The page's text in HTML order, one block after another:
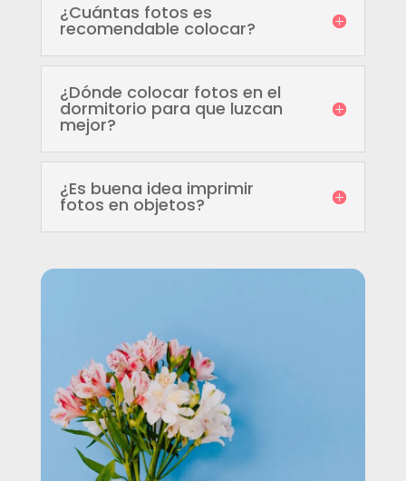
¿Cuántas fotos es
recomendable colocar?
¿Dónde colocar fotos en el
dormitorio para que luzcan
mejor?
¿Es buena idea imprimir
fotos en objetos?